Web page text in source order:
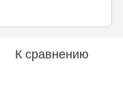
К сравнению